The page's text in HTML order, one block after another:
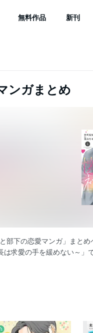
無料作品 新刊
ンガまとめ
部下の恋愛マンガ」まと
求愛の手を緩めない～